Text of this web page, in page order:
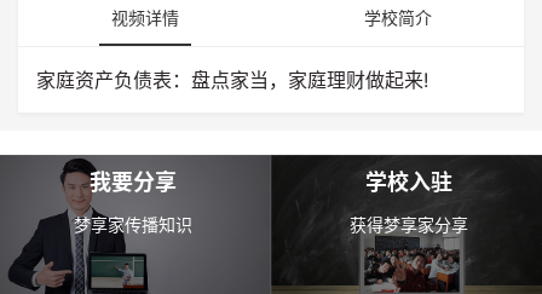
视频详情 学校简介
家庭资产负债表：盘点家当，家庭理财做起来!
我要分享
梦享家传播知识
学校入驻
获得梦享家分享